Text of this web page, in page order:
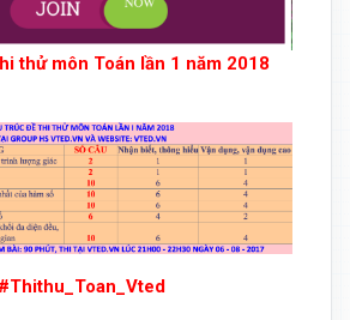
thử môn Toán lần 1 năm 2018
#Thithu_Toan_Vted